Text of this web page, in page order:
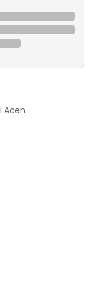
Aceh